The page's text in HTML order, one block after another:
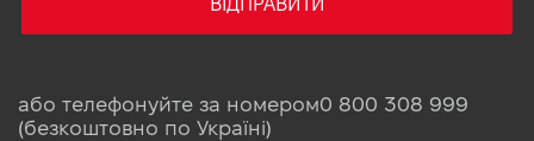
ВІДПРАВИТИ
або телефонуйте за номером0 800 308 999
(безкоштовно по Україні)